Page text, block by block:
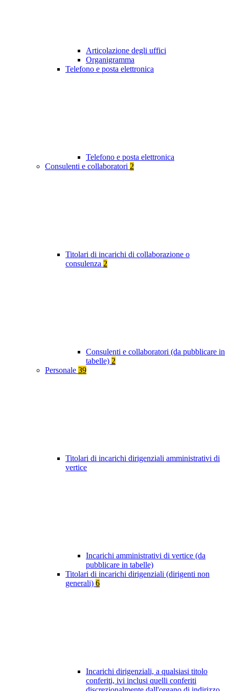
Articolazione degli uffici
Organigramma
Telefono e posta elettronica
Telefono e posta elettronica
Consulenti e collaboratori 2
Titolari di incarichi di collaborazione o
consulenza 2
Consulenti e collaboratori (da pubblicare in
tabelle) 2
Personale 39
Titolari di incarichi dirigenziali amministrativi di
vertice
Incarichi amministrativi di vertice (da
pubblicare in tabelle)
Titolari di incarichi dirigenziali (dirigenti non
generali) 6
Incarichi dirigenziali, a qualsiasi titolo
conferiti, ivi inclusi quelli conferiti